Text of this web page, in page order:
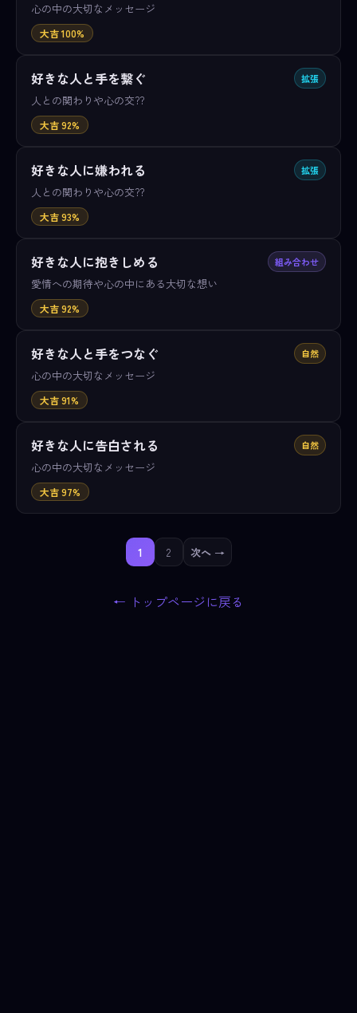
心の中の大切なメッセージ
大吉 100%
好きな人と手を繋ぐ 拡張
人との関わりや心の交??
大吉 92%
好きな人に嫌われる 拡張
人との関わりや心の交??
大吉 93%
好きな人に抱きしめる 組み合わせ
愛情への期待や心の中にある大切な想い
大吉 92%
好きな人と手をつなぐ 自然
心の中の大切なメッセージ
大吉 91%
好きな人に告白される 自然
心の中の大切なメッセージ
大吉 97%
1 2 次へ →
← トップページに戻る